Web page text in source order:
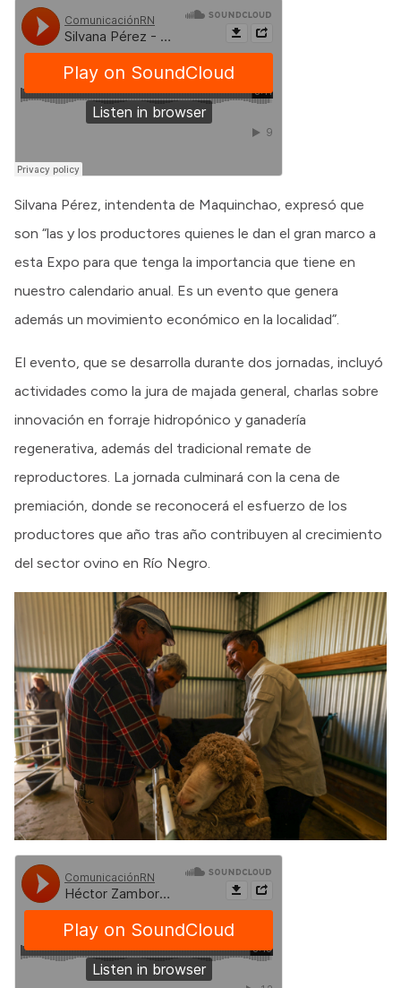
Silvana Pérez, intendenta de Maquinchao, expresó que
son “las y los productores quienes le dan el gran marco a
esta Expo para que tenga la importancia que tiene en
nuestro calendario anual. Es un evento que genera
además un movimiento económico en la localidad”.
El evento, que se desarrolla durante dos jornadas, incluyó
actividades como la jura de majada general, charlas sobre
innovación en forraje hidropónico y ganadería
regenerativa, además del tradicional remate de
reproductores. La jornada culminará con la cena de
premiación, donde se reconocerá el esfuerzo de los
productores que año tras año contribuyen al crecimiento
del sector ovino en Río Negro.